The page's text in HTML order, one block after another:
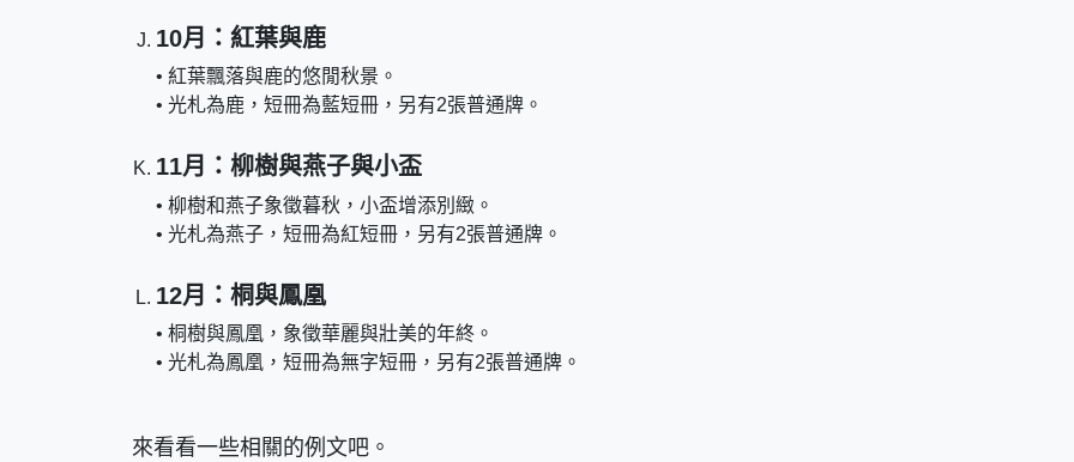
10月：紅葉與鹿
• 紅葉飄落與鹿的悠閒秋景。
• 光札為鹿，短冊為藍短冊，另有2張普通牌。
11月：柳樹與燕子與小盃
• 柳樹和燕子象徵暮秋，小盃增添別緻。
• 光札為燕子，短冊為紅短冊，另有2張普通牌。
12月：桐與鳳凰
• 桐樹與鳳凰，象徵華麗與壯美的年終。
• 光札為鳳凰，短冊為無字短冊，另有2張普通牌。
來看看一些相關的例文吧。